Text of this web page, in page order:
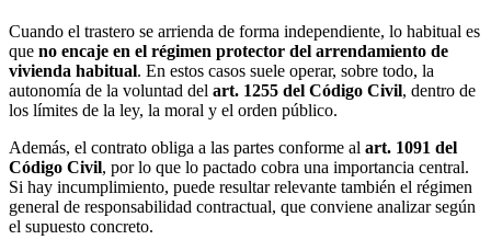
Cuando el trastero se arrienda de forma independiente, lo habitual es
que no encaje en el régimen protector del arrendamiento de
vivienda habitual. En estos casos suele operar, sobre todo, la
autonomía de la voluntad del art. 1255 del Código Civil, dentro de
los límites de la ley, la moral y el orden público.
Además, el contrato obliga a las partes conforme al art. 1091 del
Código Civil, por lo que lo pactado cobra una importancia central.
Si hay incumplimiento, puede resultar relevante también el régimen
general de responsabilidad contractual, que conviene analizar según
el supuesto concreto.